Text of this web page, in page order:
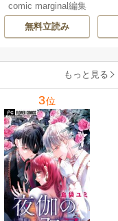
comic marginal編集
部
無料立読み
もっと見る
3位